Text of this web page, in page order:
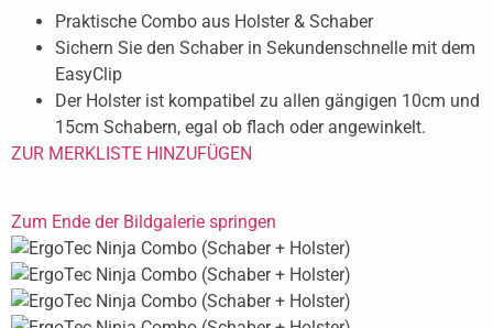
Praktische Combo aus Holster & Schaber
Sichern Sie den Schaber in Sekundenschnelle mit dem
EasyClip
Der Holster ist kompatibel zu allen gängigen 10cm und
15cm Schabern, egal ob flach oder angewinkelt.
ZUR MERKLISTE HINZUFÜGEN
Zum Ende der Bildgalerie springen